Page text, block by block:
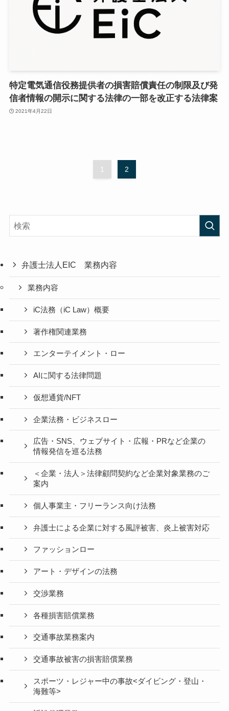
特定電気通信役務提供者の損害賠償責任の制限及び発
信者情報の開示に関する法律の一部を改正する法律案
2021年4月22日
1 2
弁護士法人EIC 業務内容
業務内容
iC法務（iC Law）概要
著作権関連業務
エンターテイメント・ロー
AIに関する法律問題
仮想通貨/NFT
企業法務・ビジネスロー
広告・SNS、ウェブサイト・広報・PRなど企業の
情報発信を巡る法務
＜企業・法人＞法律顧問契約など企業対象業務のご
案内
個人事業主・フリーランス向け法務
弁護士による企業に対する風評被害、炎上被害対応
ファッションロー
アート・デザインの法務
交渉業務
各種損害賠償業務
交通事故業務案内
交通事故被害の損害賠償業務
スポーツ・レジャー中の事故<ダイビング・登山・
海難等>